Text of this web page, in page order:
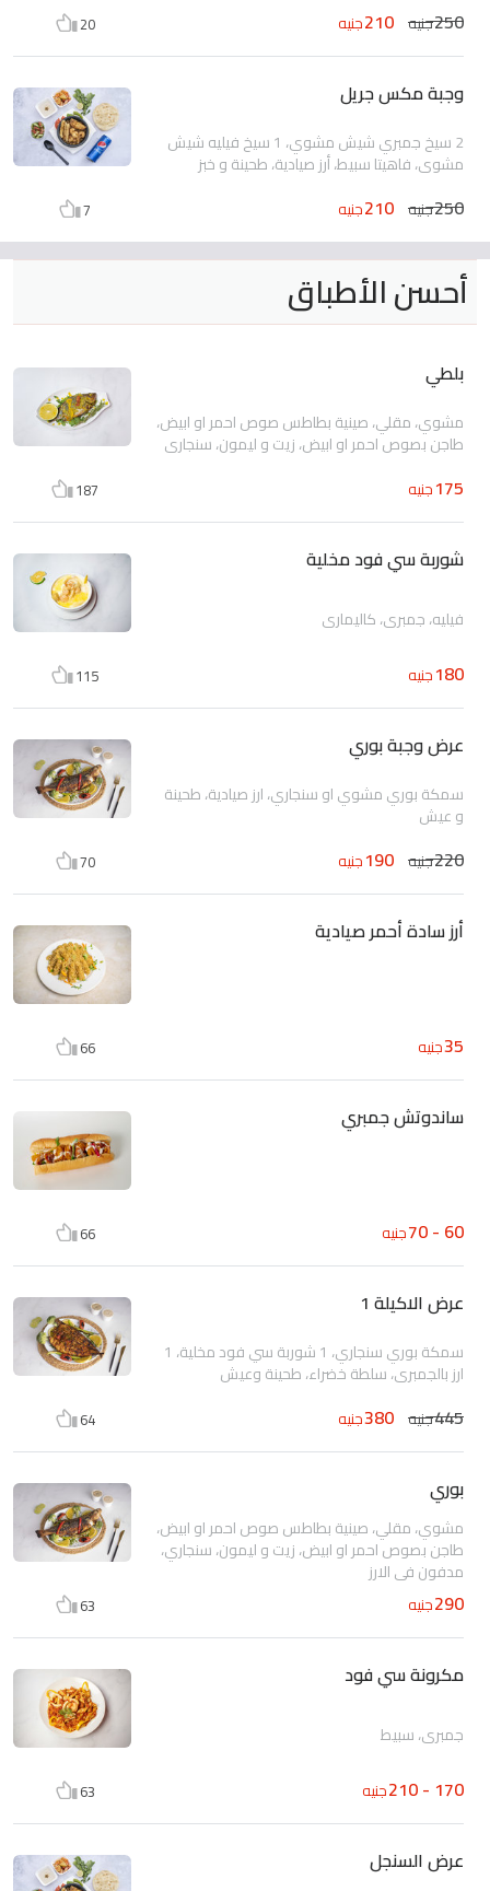
250جنيه 210جنيه 20
وجبة مكس جريل
2 سيخ جمبري شيش مشوي، 1 سيخ فيليه شيش
مشوي، فاهيتا سبيط، أرز صيادية، طحينة و خبز
250جنيه 210جنيه 7
أحسن الأطباق
بلطي
مشوي، مقلي، صينية بطاطس صوص احمر او ابيض،
طاجن بصوص احمر او ابيض، زيت و ليمون، سنجاري
175جنيه 187
شوربة سي فود مخلية
فيليه، جمبري، كاليماري
180جنيه 115
عرض وجبة بوري
سمكة بوري مشوي او سنجاري، ارز صيادية، طحينة
و عيش
220جنيه 190جنيه 70
أرز سادة أحمر صيادية
35جنيه 66
ساندوتش جمبري
60 - 70 جنيه 66
عرض الاكيلة 1
سمكة بوري سنجاري، 1 شوربة سي فود مخلية، 1
ارز بالجمبري، سلطة خضراء، طحينة وعيش
445جنيه 380جنيه 64
بوري
مشوي، مقلي، صينية بطاطس صوص احمر او ابيض،
طاجن بصوص احمر او ابيض، زيت و ليمون، سنجاري،
مدفون في الارز
290جنيه 63
مكرونة سي فود
جمبري، سبيط
170 - 210 جنيه 63
عرض السنجل